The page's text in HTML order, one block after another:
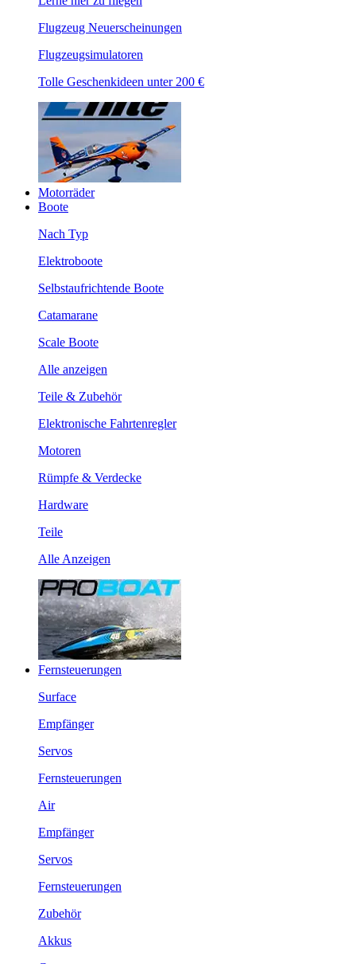
Flugzeug Neuerscheinungen
Flugzeugsimulatoren
Tolle Geschenkideen unter 200 €
Motorräder
Boote
Nach Typ
Elektroboote
Selbstaufrichtende Boote
Catamarane
Scale Boote
Alle anzeigen
Teile & Zubehör
Elektronische Fahrtenregler
Motoren
Rümpfe & Verdecke
Hardware
Teile
Alle Anzeigen
Fernsteuerungen
Surface
Empfänger
Servos
Fernsteuerungen
Air
Empfänger
Servos
Fernsteuerungen
Zubehör
Akkus